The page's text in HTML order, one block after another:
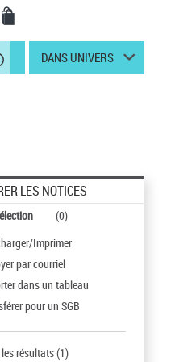
DANS UNIVERS
LES NOTICES
(0)
Imprimer
par courriel
dans un tableau
pour un SGB
résultats(1)